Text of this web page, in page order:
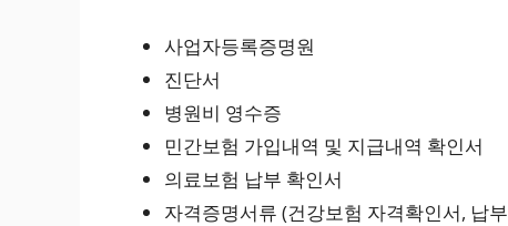
사업자등록증명원
진단서
병원비 영수증
민간보험 가입내역 및 지급내역 확인서
의료보험 납부 확인서
자격증명서류 (건강보험 자격확인서, 납